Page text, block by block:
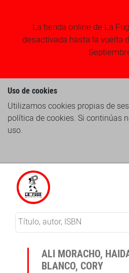
La tienda online de La
desactivada hasta la vuelta
Uso de cookies
Utilizamos cookies propias de
política de cookies. Si continúas
uso.
ALI MORACHO,
BLANCO, CORY